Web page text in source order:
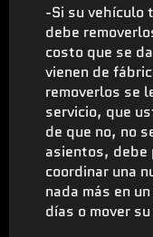
-Si su vehículo
debe
costo que se
vienen de
removerlos se
servicio, que
de que no, no
asientos, debe
coordinar una
nada más en
días o mover